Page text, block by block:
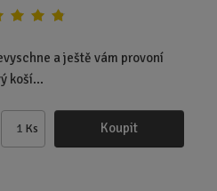
a ještě vám provoní
koší...
Z
Ks Koupit